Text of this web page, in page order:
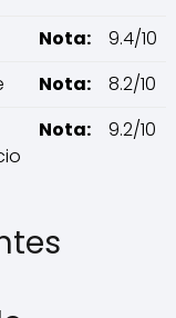
Nota:
9.4/10
Nota:
8.2/10
Nota: 9.2/10